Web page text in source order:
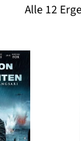
Alle 12